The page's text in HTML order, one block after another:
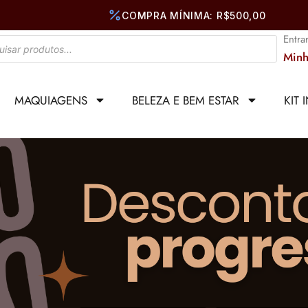
MAQUIAGENS BELEZA E BEM ESTAR KIT